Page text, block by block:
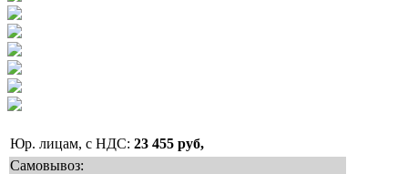
Юр. лицам, с НДС: 23 455 руб,
Самовывоз: